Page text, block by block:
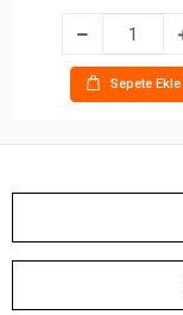
Sepete Ekle